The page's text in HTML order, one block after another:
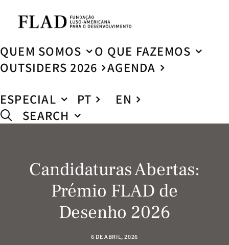
QUEM SOMOS
O QUE FAZEMOS
OUTSIDERS 2026
AGENDA
ESPECIAL
PT
EN
SEARCH
Candidaturas Abertas:
Prémio FLAD de
Desenho 2026
6 DE ABRIL, 2026